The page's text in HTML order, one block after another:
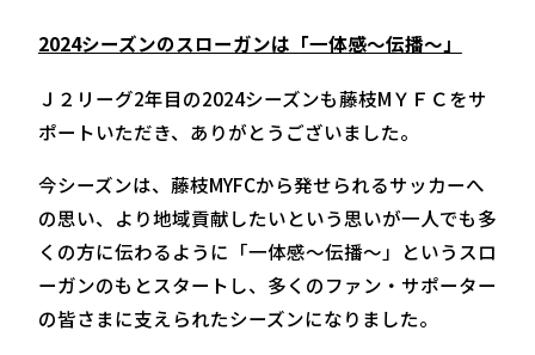
2024シーズンのスローガンは「一体感〜伝播〜」
Ｊ２リーグ2年目の2024シーズンも藤枝МＹＦＣをサ
ポートいただき、ありがとうございました。
今シーズンは、藤枝MYFCから発せられるサッカーへ
の思い、より地域貢献したいという思いが一人でも多
くの方に伝わるように「一体感〜伝播〜」というスロ
ーガンのもとスタートし、多くのファン・サポーター
の皆さまに支えられたシーズンになりました。